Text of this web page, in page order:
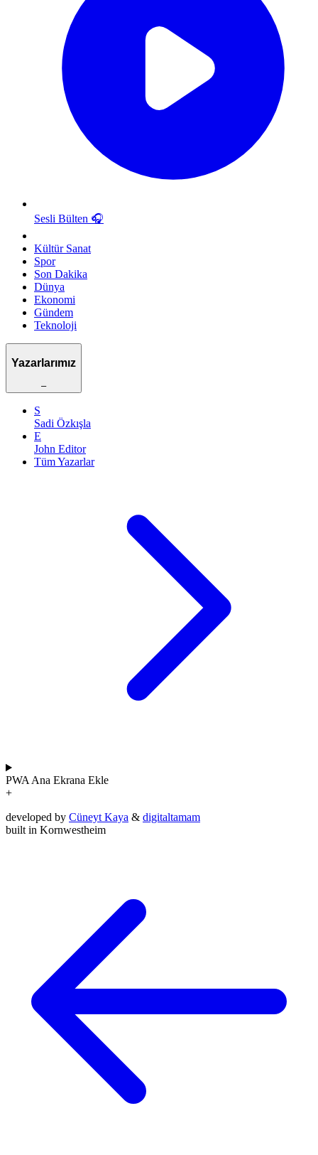
Sesli Bülten 🎧
Kültür Sanat
Spor
Son Dakika
Dünya
Ekonomi
Gündem
Teknoloji
Yazarlarımız
–
S
Sadi Özkışla
E
John Editor
Tüm Yazarlar
PWA Ana Ekrana Ekle
+
developed by Cüneyt Kaya & digitaltamam
built in Kornwestheim